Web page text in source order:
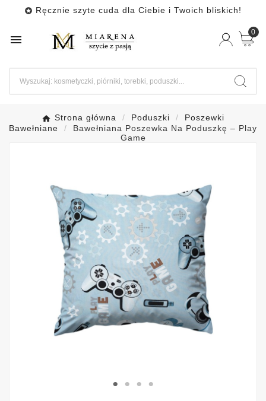
 Ręcznie szyte cuda dla Ciebie i Twoich bliskich!

0
Strona główna Poduszki
Poszewki
Bawełniane
Bawełniana Poszewka Na Poduszkę – Play
Game